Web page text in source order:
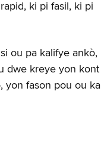
ki pi fasil, ki pi
ou pa kalifye ankò,
dwe kreye yon kont
yon fason pou ou ka